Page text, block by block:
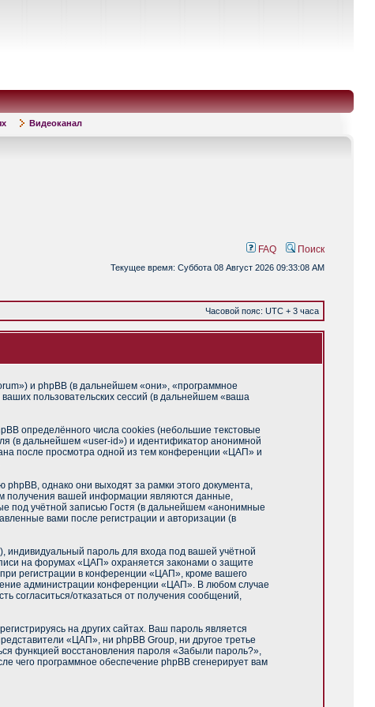
Видеоканал
FAQ Поиск
Текущее время: Суббота 08 Август 2026 09:33:08 AM
Часовой пояс: UTC + 3 часа
и phpBB (в дальнейшем «они», «программное
пользовательских сессий (в дальнейшем «ваша
определённого числа cookies (небольшие текстовые
(в дальнейшем «user-id») и идентификатор анонимной
после просмотра одной из тем конференции «ЦАП» и
однако они выходят за рамки этого документа,
получения вашей информации являются данные,
под учётной записью Гостя (в дальнейшем «анонимные
вами после регистрации и авторизации (в
пароль для входа под вашей учётной
на форумах «ЦАП» охраняется законами о защите
регистрации в конференции «ЦАП», кроме вашего
администрации конференции «ЦАП». В любом случае
согласиться/отказаться от получения сообщений,
на других сайтах. Ваш пароль является
«ЦАП», ни phpBB Group, ни другое третье
функцией восстановления пароля «Забыли пароль?»,
чего программное обеспечение phpBB сгенерирует вам